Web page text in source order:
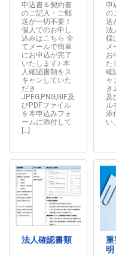
申込書＆契約書
のご記入・ご郵
送が一切不要！
個人でのお申し
込みはこちら 全
てメールで簡単
にお申込が完了
いたします♪ 本
人確認書類をス
キャンしていた
だき
JPEG,PNG,GIF及
びPDFファイル
を本申込みフォ
ームに添付して
[…]
申
の
送
法
様
メ
お
た
確
ャ
き
及
ル
添
い
法人確認書類
重